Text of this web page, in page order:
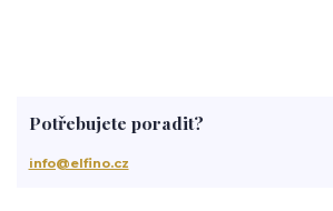
Potřebujete poradit?
info@elfino.cz